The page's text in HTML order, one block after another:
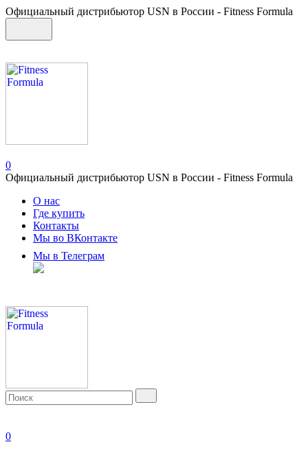
Официальный дистрибьютор USN в России - Fitness Formula
0
Официальный дистрибьютор USN в России - Fitness Formula
О нас
Где купить
Контакты
Мы во ВКонтакте
Мы в Телеграм
0